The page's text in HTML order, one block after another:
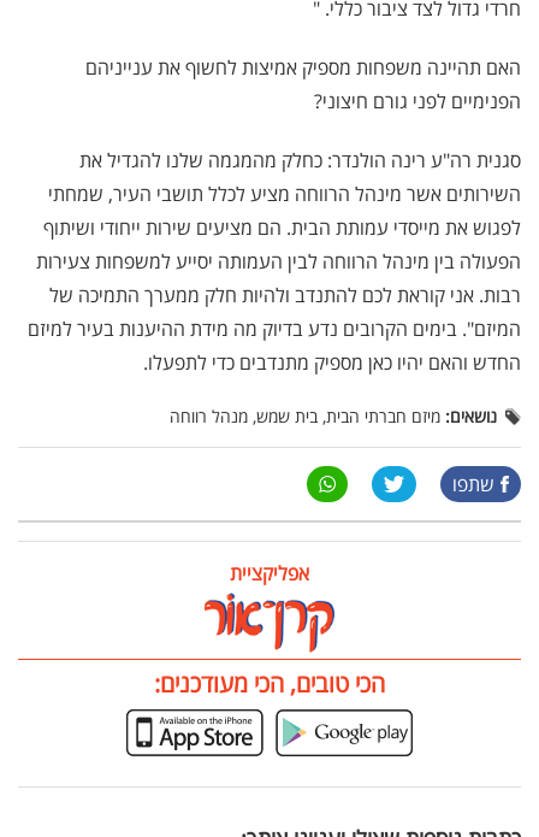
חרדי גדול לצד ציבור כללי. "
האם תהיינה משפחות מספיק אמיצות לחשוף את ענייניהם
הפנימיים לפני גורם חיצוני?
סגנית רה"ע רינה הולנדר: כחלק מהמגמה שלנו להגדיל את
השירותים אשר מינהל הרווחה מציע לכלל תושבי העיר, שמחתי
לפגוש את מייסדי עמותת הבית. הם מציעים שירות ייחודי ושיתוף
הפעולה בין מינהל הרווחה לבין העמותה יסייע למשפחות צעירות
רבות. אני קוראת לכם להתנדב ולהיות חלק ממערך התמיכה של
המיזם". בימים הקרובים נדע בדיוק מה מידת ההיענות בעיר למיזם
החדש והאם יהיו כאן מספיק מתנדבים כדי לתפעלו.
נושאים: מיזם חברתי הבית, בית שמש, מנהל רווחה
שתפו
אפליקציית
הכי טובים, הכי מעודכנים: